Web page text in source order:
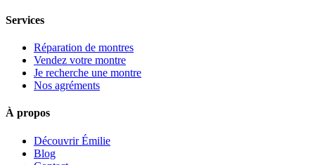
Services
Réparation de montres
Vendez votre montre
Je recherche une montre
Nos agréments
À propos
Découvrir Émilie
Blog